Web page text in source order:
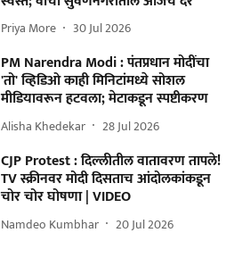
Priya More 30 Jul 2026
PM Narendra Modi : पंतप्रधान मोदींचा
'तो' व्हिडिओ काही मिनिटांमध्ये सोशल
मीडियावरून हटवला; मेटाकडून स्पष्टीकरण
Alisha Khedekar 28 Jul 2026
CJP Protest : दिल्लीतील वातावरण तापले!
TV स्क्रीनवर मोदी दिसताच आंदोलकांकडून
चोर चोर घोषणा | VIDEO
Namdeo Kumbhar 20 Jul 2026